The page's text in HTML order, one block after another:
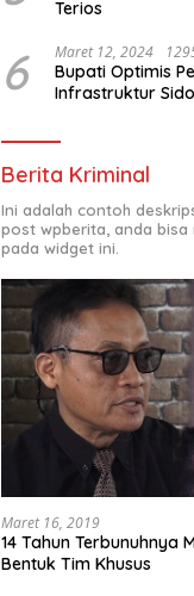
Terios
6 Maret 12, 2024
Bupati Optimis
Infrastruktur
Berita Kriminal
Ini adalah contoh
post wpberita, anda bisa
pada widget ini.
Maret 16, 2019
14 Tahun Terbunuhnya
Bentuk Tim Khusus